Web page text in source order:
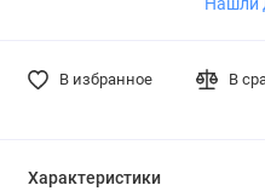
В избранное В
Характеристики